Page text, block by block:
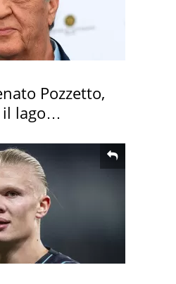
Pozzetto,
lago